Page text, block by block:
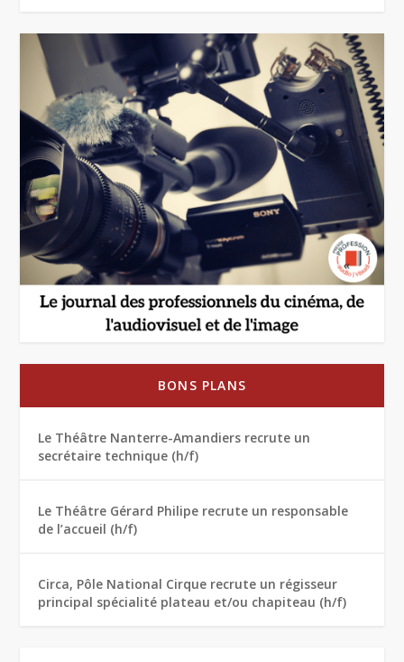
BONS PLANS
Le Théâtre Nanterre-Amandiers recrute un
secrétaire technique (h/f)
Le Théâtre Gérard Philipe recrute un responsable
de l’accueil (h/f)
Circa, Pôle National Cirque recrute un régisseur
principal spécialité plateau et/ou chapiteau (h/f)